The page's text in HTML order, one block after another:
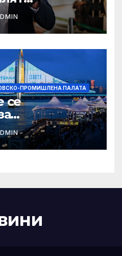
Флавио
президент на
ПРОМИШЛЕНА ПАЛАТА
се
растеж на
сектор